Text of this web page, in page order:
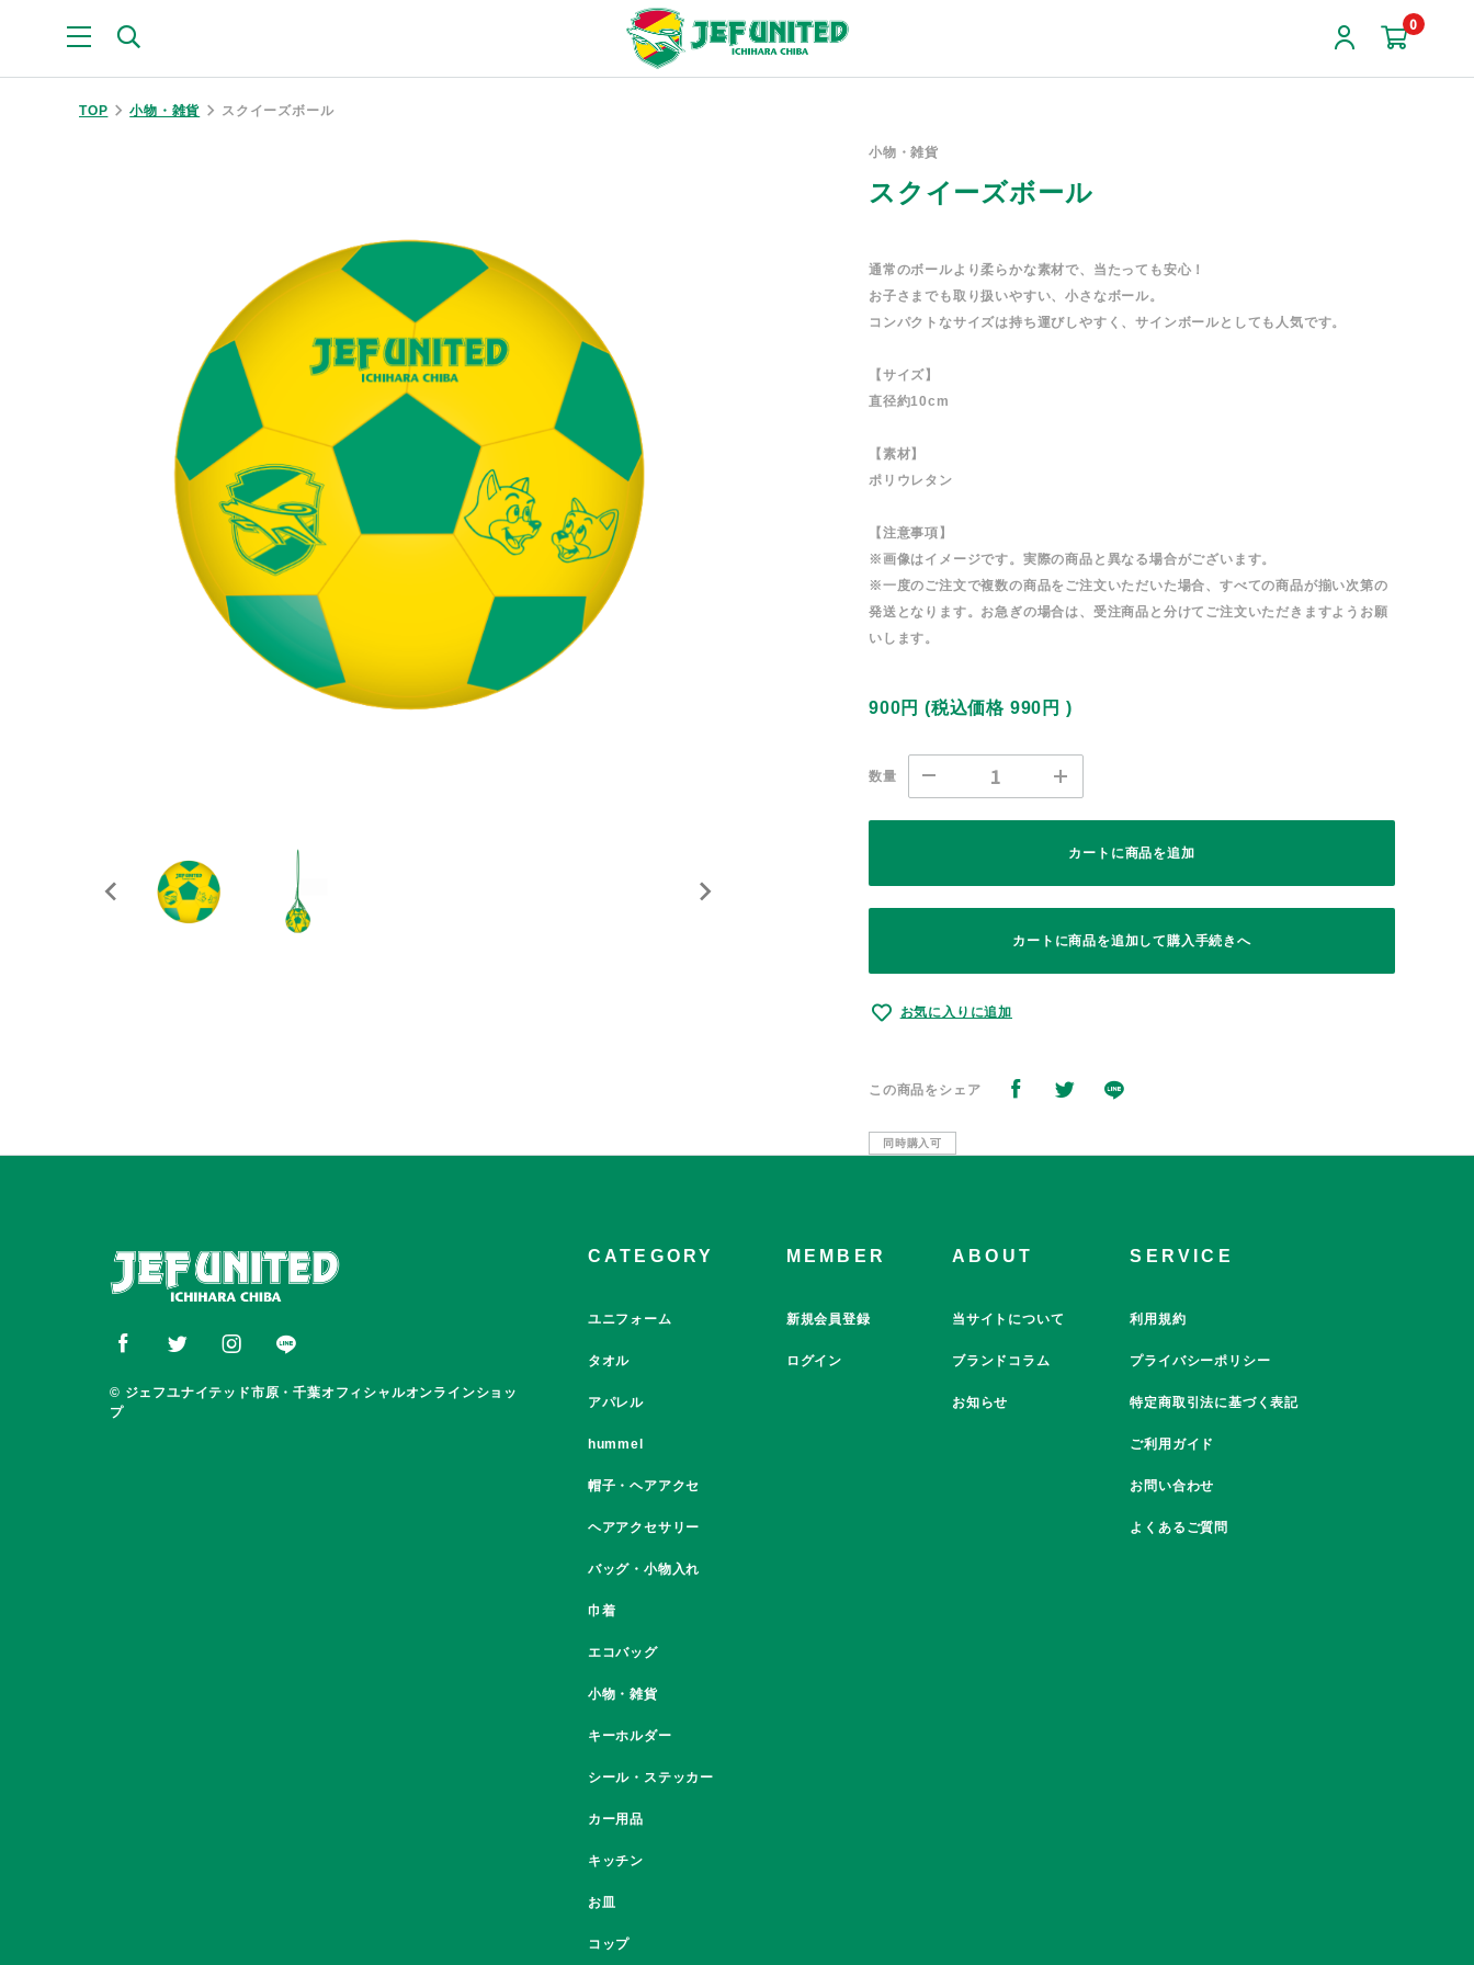
0
TOP 小物・雑貨 スクイーズボール
小物・雑貨
スクイーズボール
通常のボールより柔らかな素材で、当たっても安心！
お子さまでも取り扱いやすい、小さなボール。
コンパクトなサイズは持ち運びしやすく、サインボールとしても人気です。
【サイズ】
直径約10cm
【素材】
ポリウレタン
【注意事項】
※画像はイメージです。実際の商品と異なる場合がございます。
※一度のご注文で複数の商品をご注文いただいた場合、すべての商品が揃い次第の
発送となります。お急ぎの場合は、受注商品と分けてご注文いただきますようお願
いします。
900円 (税込価格 990円 )
数量
カートに商品を追加
カートに商品を追加して購入手続きへ
お気に入りに追加
この商品をシェア
同時購入可
© ジェフユナイテッド市原・千葉オフィシャルオンラインショッ
プ
CATEGORY
ユニフォーム
タオル
アパレル
hummel
帽子・ヘアアクセ
ヘアアクセサリー
バッグ・小物入れ
巾着
エコバッグ
小物・雑貨
キーホルダー
シール・ステッカー
カー用品
キッチン
お皿
コップ
MEMBER
新規会員登録
ログイン
ABOUT
当サイトについて
ブランドコラム
お知らせ
SERVICE
利用規約
プライバシーポリシー
特定商取引法に基づく表記
ご利用ガイド
お問い合わせ
よくあるご質問